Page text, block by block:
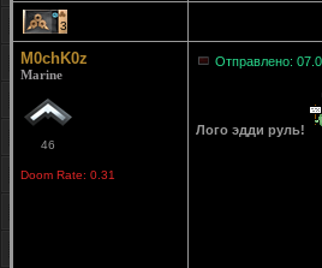
3
M0chK0z
Marine
46
Doom Rate: 0.31
Отправлено:
Лого эдди руль!